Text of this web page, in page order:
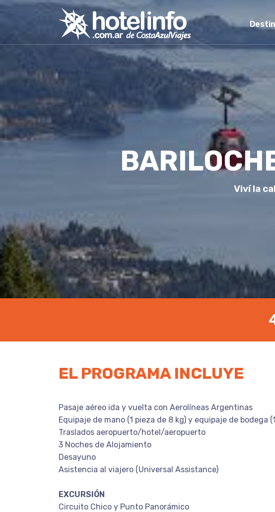
Viví la
EL PROGRAMA INCLUYE
Pasaje aéreo ida y vuelta con Aerolíneas Argentinas
Equipaje de mano (1 pieza de 8 kg) y equipaje de bodega
Traslados aeropuerto/hotel/aeropuerto
3 Noches de Alojamiento
Desayuno
Asistencia al viajero (Universal Assistance)
EXCURSIÓN
Circuito Chico y Punto Panorámico